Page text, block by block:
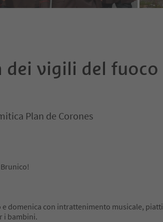
dei vigili del fuoco
Plan de Corones
e domenica con intrattenimento musicale, piatti
i bambini.